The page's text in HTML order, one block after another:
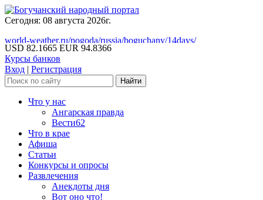
Сегодня: 08 августа 2026г.
world-weather.ru/pogoda/russia/boguchany/14days/
USD 82.1665 EUR 94.8366
Курсы банков
Вход | Регистрация
Что у нас
Ангарская правда
Вести62
Что в крае
Афиша
Статьи
Конкурсы и опросы
Развлечения
Анекдоты дня
Вот оно что!